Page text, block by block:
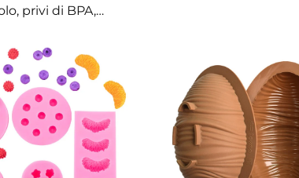
privi di BPA,
per cioccolato,
e cubetti di
ghiaccio